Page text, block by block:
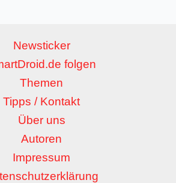
Newsticker
folgen
Themen
Tipps / Kontakt
Über uns
Autoren
Impressum